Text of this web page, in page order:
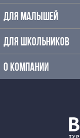
ДЛЯ МАЛЫШЕЙ
ДЛЯ ШКОЛЬНИКОВ
О КОМПАНИИ